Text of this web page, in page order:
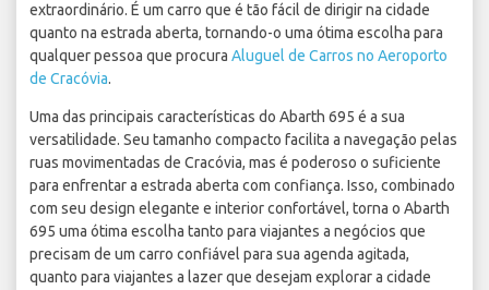
extraordinário. É um carro que é tão fácil de dirigir na cidade
quanto na estrada aberta, tornando-o uma ótima escolha para
qualquer pessoa que procura Aluguel de Carros no Aeroporto
de Cracóvia.
Uma das principais características do Abarth 695 é a sua
versatilidade. Seu tamanho compacto facilita a navegação pelas
ruas movimentadas de Cracóvia, mas é poderoso o suficiente
para enfrentar a estrada aberta com confiança. Isso, combinado
com seu design elegante e interior confortável, torna o Abarth
695 uma ótima escolha tanto para viajantes a negócios que
precisam de um carro confiável para sua agenda agitada,
quanto para viajantes a lazer que desejam explorar a cidade